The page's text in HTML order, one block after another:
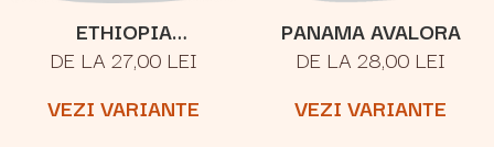
ETHIOPIA
YIRGACHEFFE
DE LA 27,00 LEI
VEZI VARIANTE
PANAMA AVALORA
DE LA 28,00 LEI
VEZI VARIANTE